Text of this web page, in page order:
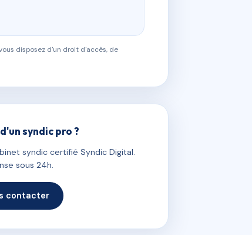
disposez d'un droit d'accès, de
syndic pro ?
syndic certifié Syndic Digital.
sous 24h.
contacter